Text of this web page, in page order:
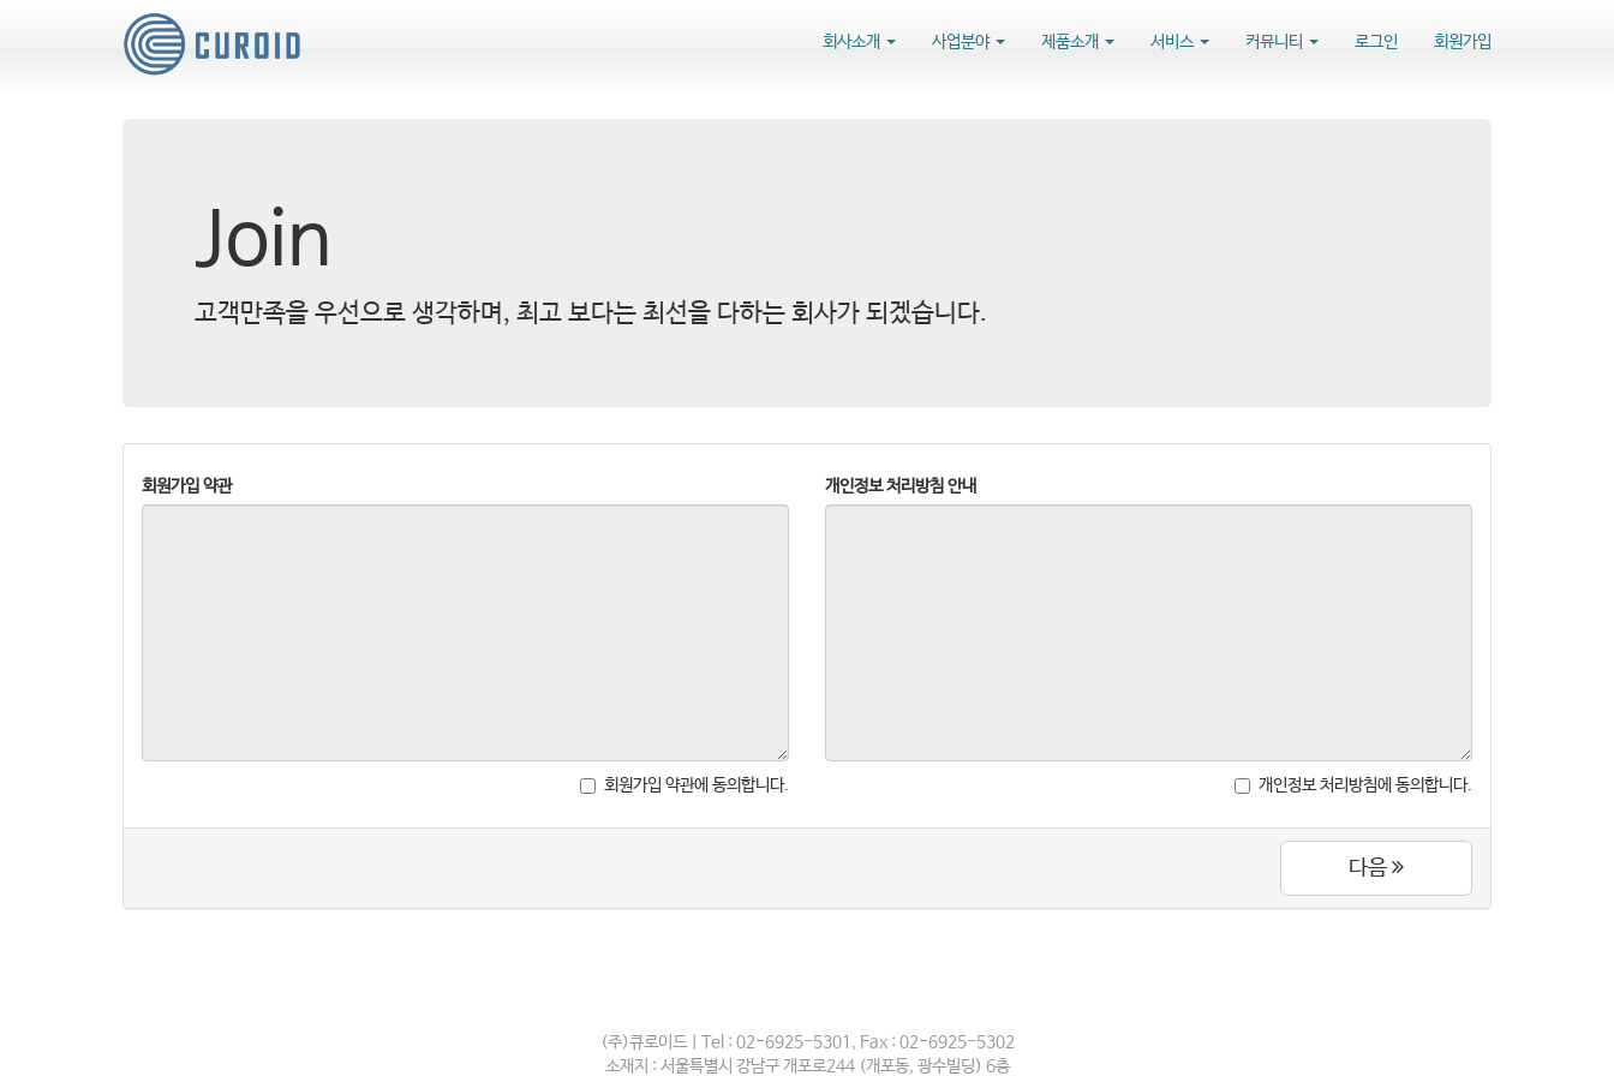
회사소개 사업분야 제품소개 서비스 커뮤니티 로그인 회원가입
Join
고객만족을 우선으로 생각하며, 최고 보다는 최선을 다하는 회사가 되겠습니다.
회원가입 약관
회원가입 약관에 동의합니다.
개인정보 처리방침 안내
개인정보 처리방침에 동의합니다.
다음
(주)큐로이드 | Tel : 02-6925-5301, Fax : 02-6925-5302
소재지 : 서울특별시 강남구 개포로244 (개포동, 광수빌딩) 6층